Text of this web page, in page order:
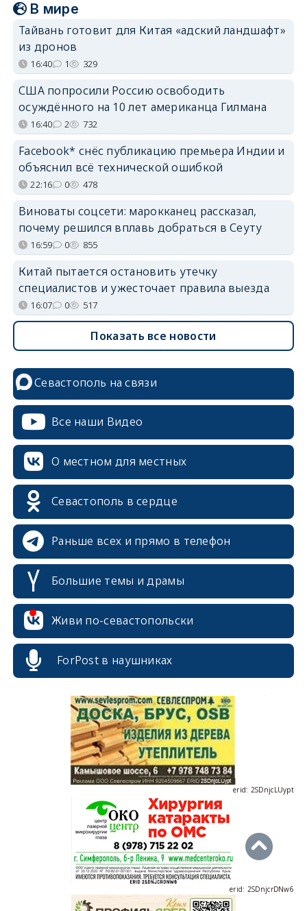
В мире
Тайвань готовит для Китая «адский ландшафт»
из дронов
16:40 1 329
США попросили Россию освободить
осуждённого на 10 лет американца Гилмана
16:40 2 732
Facebook* снёс публикацию премьера Индии и
объяснил всё технической ошибкой
22:16 0 478
Виноваты соцсети: марокканец рассказал,
почему решился вплавь добраться в Сеуту
16:59 0 855
Китай пытается остановить утечку
специалистов и ужесточает правила выезда
16:07 0 517
Показать все новости
Севастополь на связи
Все наши Видео
О местном для местных
Севастополь в сердце
Раньше всех и прямо в телефон
Большие темы и драмы
Живи по-севастопольски
ForPost в наушниках
erid: 2SDnjcrDNw6
erid: 2SDnjcLUypt
erid: 2SDnjcrDNw6